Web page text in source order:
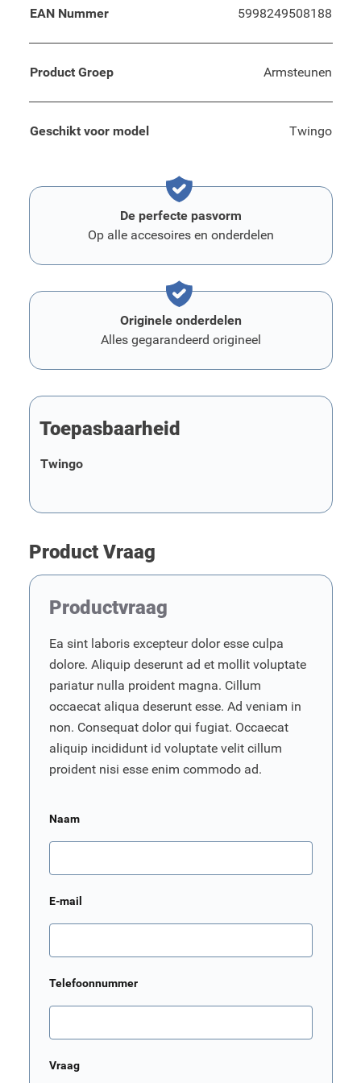
EAN Nummer 5998249508188
Product Groep Armsteunen
Geschikt voor model Twingo
De perfecte pasvorm
Op alle accesoires en onderdelen
Originele onderdelen
Alles gegarandeerd origineel
Toepasbaarheid
Twingo
Product Vraag
Productvraag
Ea sint laboris excepteur dolor esse culpa
dolore. Aliquip deserunt ad et mollit voluptate
pariatur nulla proident magna. Cillum
occaecat aliqua deserunt esse. Ad veniam in
non. Consequat dolor qui fugiat. Occaecat
aliquip incididunt id voluptate velit cillum
proident nisi esse enim commodo ad.
Naam
E-mail
Telefoonnummer
Vraag